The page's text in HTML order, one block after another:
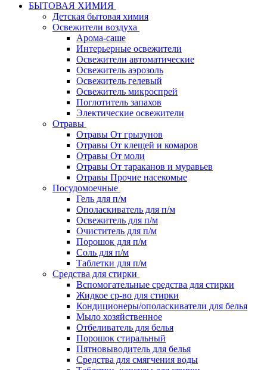
БЫТОВАЯ ХИМИЯ
Детская бытовая химия
Освежители воздуха
Арома-саше
Интерьерные освежители
Освежители автоматические
Освежитель аэрозоль
Освежитель гелевый
Освежитель микроспрей
Поглотитель запахов
Электические освежители
Отравы
Отравы От грызунов
Отравы От клещей и комаров
Отравы От моли
Отравы От тараканов и муравьев
Отравы Прочие насекомые
Посудомоечные
Гель для п/м
Ополаскиватель для п/м
Освежитель для п/м
Очиститель для п/м
Порошок для п/м
Соль для п/м
Таблетки для п/м
Средства для стирки
Вспомогательные средства для стирки
Жидкое ср-во для стирки
Кондиционеры/ополаскиватели для белья
Мыло хозяйственное
Отбеливатель для белья
Порошок стиральный
Пятновыводитель для белья
Средства для смягчения воды